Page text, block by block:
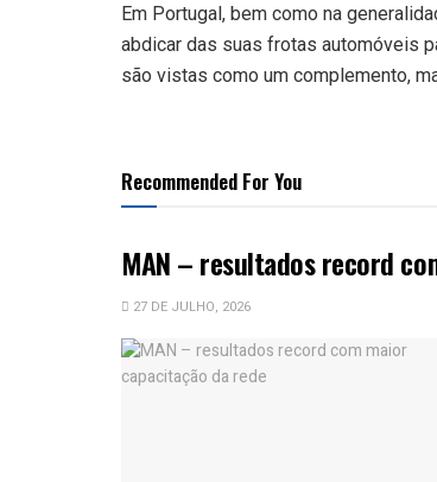
Em Portugal, bem como na
abdicar das suas frotas automóveis
são vistas como um complemento,
Recommended For You
MAN – resultados record
27 DE JULHO, 2026